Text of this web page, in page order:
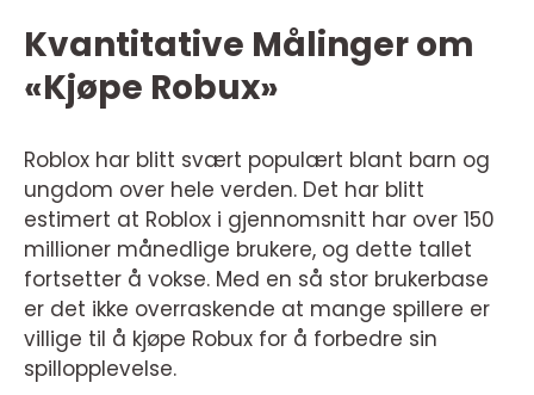
Kvantitative Målinger om
«Kjøpe Robux»
Roblox har blitt svært populært blant barn og
ungdom over hele verden. Det har blitt
estimert at Roblox i gjennomsnitt har over 150
millioner månedlige brukere, og dette tallet
fortsetter å vokse. Med en så stor brukerbase
er det ikke overraskende at mange spillere er
villige til å kjøpe Robux for å forbedre sin
spillopplevelse.